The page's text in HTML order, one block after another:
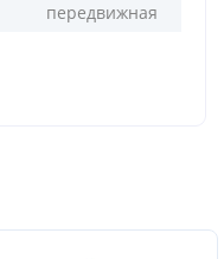
передвижная